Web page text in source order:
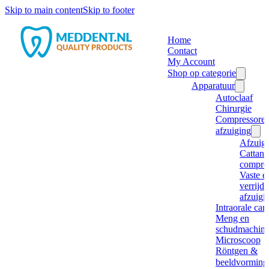
Skip to main contentSkip to footer
Home
Contact
My Account
Shop op categorie
Apparatuur
Autoclaaf
Chirurgie
afzuiging
Cattani
Vaste
Intraorale
Meng en
Microscoop
Röntgen &
beeldvorming